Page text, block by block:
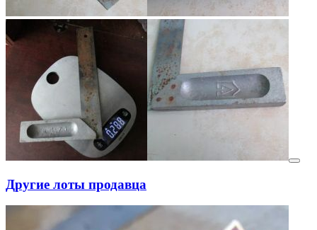
Другие лоты продавца